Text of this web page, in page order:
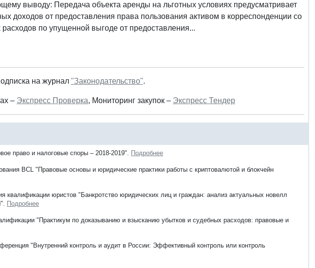
выводу: Передача объекта аренды на льготных условиях предусматривает
доходов от предоставления права пользования активом в корреспонденции со
по упущенной выгоде от предоставления...
на журнал "Законодательство".
– Экспресс Проверка, Мониторинг закупок – Экспресс Тендер
право и налоговые споры – 2018-2019". Подробнее
BCL "Правовые основы и юридические практики работы с криптовалютой и блокчейн
квалификации юристов "Банкротство юридических лиц и граждан: анализ актуальных новелл
Подробнее
"Практикум по доказыванию и взысканию убытков и судебных расходов: правовые и
"Внутренний контроль и аудит в России: Эффективный контроль или контроль